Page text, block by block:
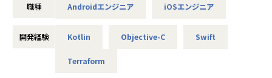
・案件の進捗管理の補佐
・顧客とのコミュニケーション
職種 Androidエンジニア iOSエンジニア
開発経験 Kotlin Objective-C Swift
Terraform